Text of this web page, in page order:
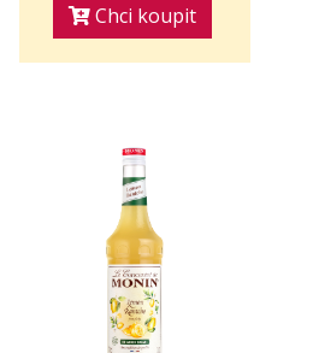
Chci koupit